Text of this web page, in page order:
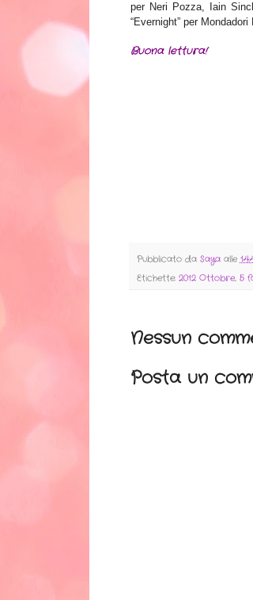
per Neri Pozza, Iain
“Evernight” per Mondadori
Buona lettura!
Pubblicato da Saya alle
Etichette: 2012 Ottobre, 5
Nessun
Posta un